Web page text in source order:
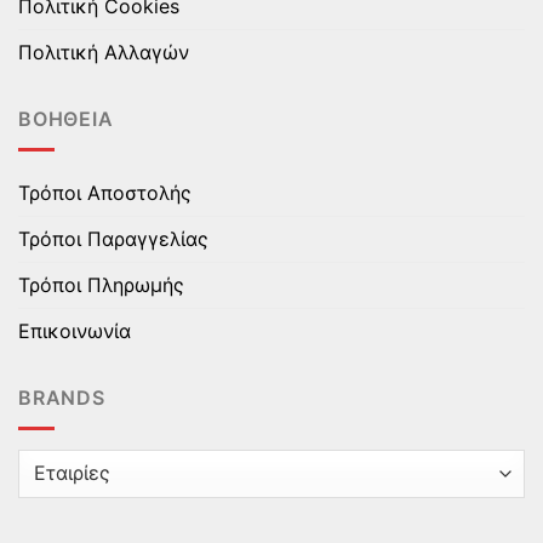
Πολιτική Cookies
Πολιτική Αλλαγών
ΒΟΉΘΕΙΑ
Τρόποι Αποστολής
Τρόποι Παραγγελίας
Τρόποι Πληρωμής
Επικοινωνία
BRANDS